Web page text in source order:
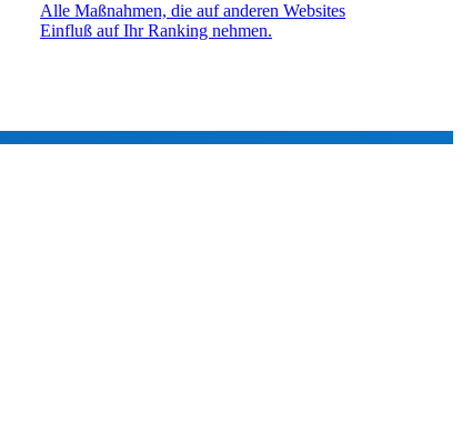
Alle Maßnahmen, die auf anderen Websites
Einfluß auf Ihr Ranking nehmen.